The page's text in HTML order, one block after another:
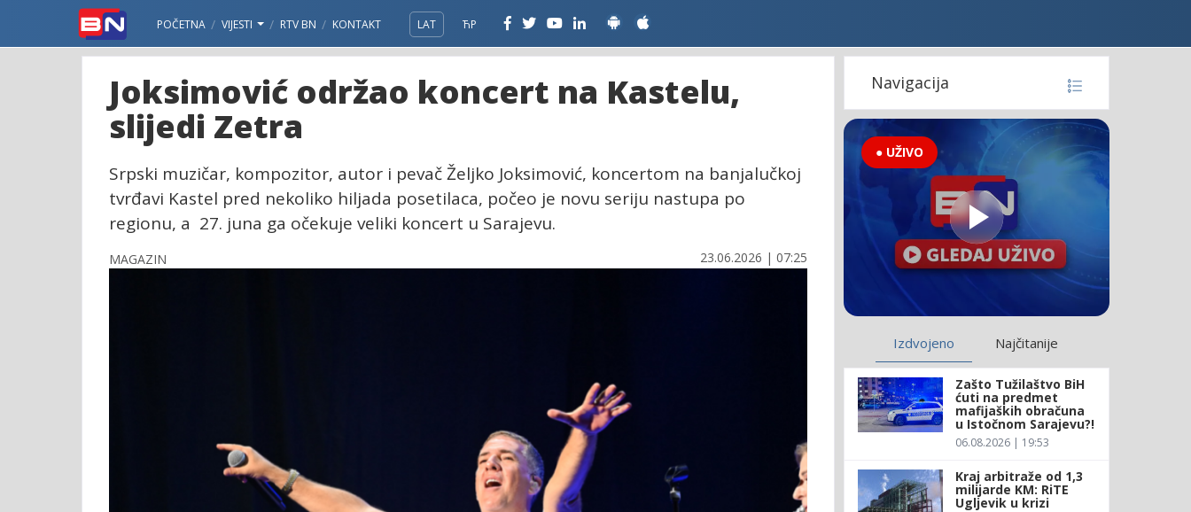
POČETNA VIJESTI RTV BN KONTAKT LAT ЋР
Joksimović održao koncert na Kastelu,
slijedi Zetra
Srpski muzičar, kompozitor, autor i pevač Željko Joksimović, koncertom na banjalučkoj
tvrđavi Kastel pred nekoliko hiljada posetilaca, počeo je novu seriju nastupa po
regionu, a 27. juna ga očekuje veliki koncert u Sarajevu.
MAGAZIN 23.06.2026 | 07:25
Navigacija
● UŽIVO
Izdvojeno Najčitanije
Zašto Tužilaštvo BiH
ćuti na predmet
mafijaških obračuna
u Istočnom Sarajevu?!
06.08.2026 | 19:53
Kraj arbitraže od 1,3
milijarde KM: RiTE
Ugljevik u krizi